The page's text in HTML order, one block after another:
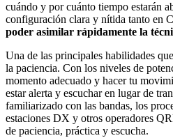
cuándo y por cuánto tiempo estarán
configuración clara y nítida tanto en
poder asimilar rápidamente la
Una de las principales habilidades
la paciencia. Con los niveles de
momento adecuado y hacer tu
estar alerta y escuchar en lugar de
familiarizado con las bandas, los
estaciones DX y otros operadores
de paciencia, práctica y escucha.